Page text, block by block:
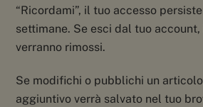
“Ricordami”, il tuo accesso
settimane. Se esci dal tuo
verranno rimossi.
Se modifichi o pubblichi un
aggiuntivo verrà salvato nel tuo